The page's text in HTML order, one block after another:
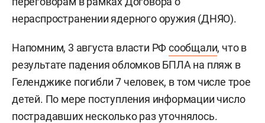
нераспространении ядерного оружия (ДНЯО).
Напомним, 3 августа власти РФсообщали, что в
результате падения обломков БПЛА на пляж в
Геленджике погибли 7 человек, в том числе трое
детей. По мере поступления информации число
пострадавших несколько раз уточнялось.